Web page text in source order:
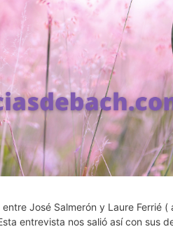
José Salmerón y Laure Ferrié
entrevista nos salió así con sus